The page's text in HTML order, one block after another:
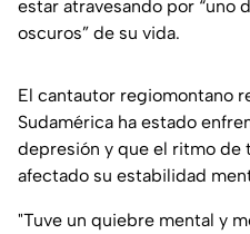
estar atravesando por “uno
oscuros” de su vida.
El cantautor regiomontano
Sudamérica ha estado
depresión y que el ritmo de
afectado su estabilidad
"Tuve un quiebre mental y